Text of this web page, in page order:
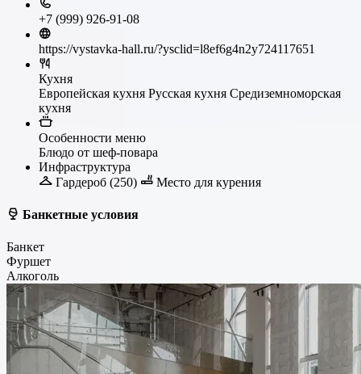
+7 (999) 926-91-08
https://vystavka-hall.ru/?ysclid=l8ef6g4n2y724117651
Кухня
Европейская кухня Русская кухня Средиземноморская
кухня
Особенности меню
Блюдо от шеф-повара
Инфраструктура
Гардероб (250)
Место для курения
Банкетные условия
Банкет
Фуршет
Алкоголь